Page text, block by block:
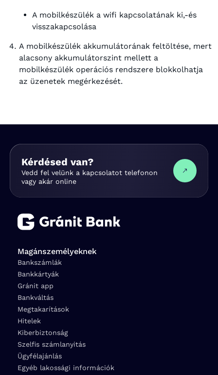
A mobilkészülék a wifi kapcsolatának ki,-és
visszakapcsolása
A mobilkészülék akkumulátorának feltöltése, mert
alacsony akkumulátorszint mellett a
mobilkészülék operációs rendszere blokkolhatja
az üzenetek megérkezését.
Kérdésed van?
Vedd fel velünk a kapcsolatot telefonon
vagy akár online
Magánszemélyeknek
Bankszámlák
Bankkártyák
Gránit app
Bankváltás
Megtakarítások
Hitelek
Kiberbiztonság
Szelfis számlanyitás
Ügyfélajánlás
Egyéb lakossági információk